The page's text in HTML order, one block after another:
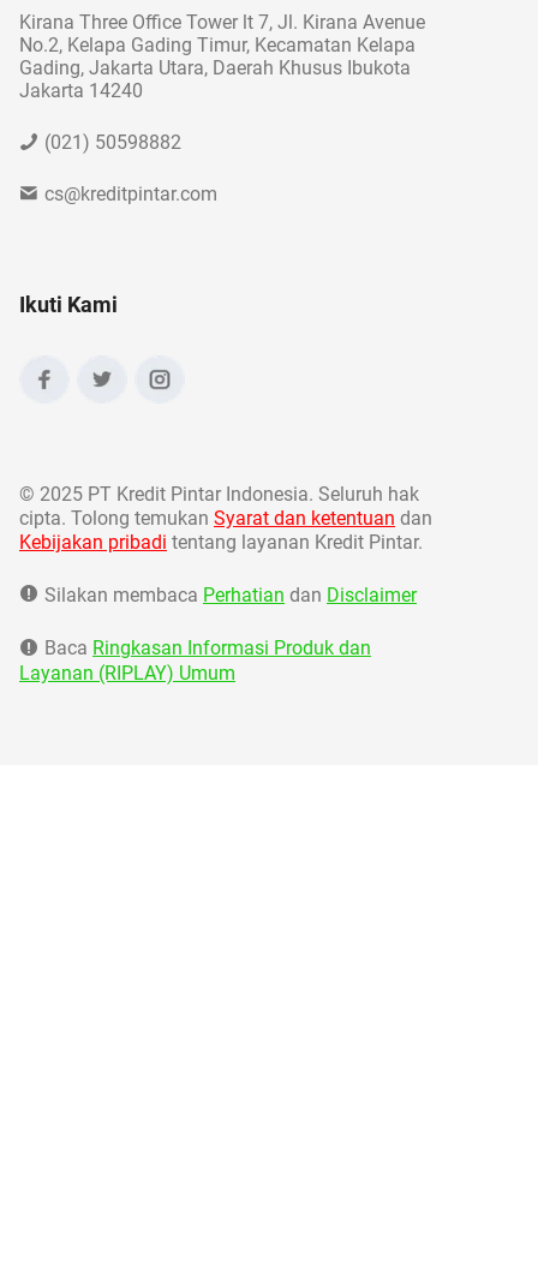
Kirana Three Office Tower lt 7, Jl. Kirana Avenue
No.2, Kelapa Gading Timur, Kecamatan Kelapa
Gading, Jakarta Utara, Daerah Khusus Ibukota
Jakarta 14240
(021) 50598882
cs@kreditpintar.com
Ikuti Kami
© 2025 PT Kredit Pintar Indonesia. Seluruh hak
cipta. Tolong temukan Syarat dan ketentuan dan
Kebijakan pribadi tentang layanan Kredit Pintar.
Silakan membaca Perhatian dan Disclaimer
Baca Ringkasan Informasi Produk dan
Layanan (RIPLAY) Umum